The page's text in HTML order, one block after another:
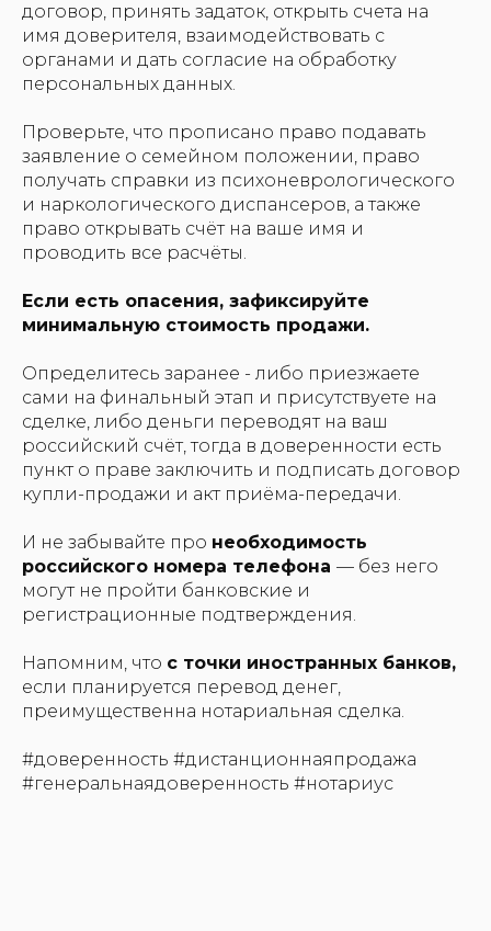
договор, принять задаток, открыть счета на
имя доверителя, взаимодействовать с
органами и дать согласие на обработку
персональных данных.
Проверьте, что прописано право подавать
заявление о семейном положении, право
получать справки из психоневрологического
и наркологического диспансеров, а также
право открывать счёт на ваше имя и
проводить все расчёты.
Если есть опасения, зафиксируйте
минимальную стоимость продажи.
Определитесь заранее - либо приезжаете
сами на финальный этап и присутствуете на
сделке, либо деньги переводят на ваш
российский счёт, тогда в доверенности есть
пункт о праве заключить и подписать договор
купли-продажи и акт приёма-передачи.
И не забывайте про необходимость
российского номера телефона — без него
могут не пройти банковские и
регистрационные подтверждения.
Напомним, что с точки иностранных банков,
если планируется перевод денег,
преимущественна нотариальная сделка.
#доверенность #дистанционнаяпродажа
#генеральнаядоверенность #нотариус